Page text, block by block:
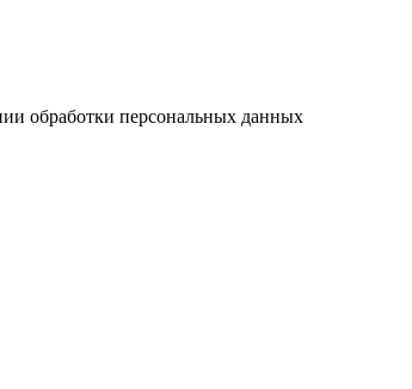
обработки персональных данных